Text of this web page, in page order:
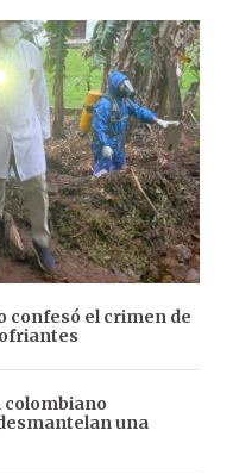
confesó el crimen de
colombiano
una